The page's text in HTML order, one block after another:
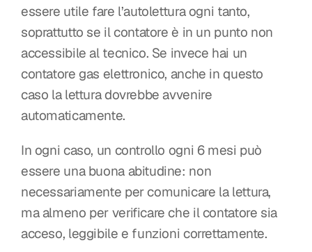
essere utile fare l’autolettura ogni tanto,
soprattutto se il contatore è in un punto non
accessibile al tecnico. Se invece hai un
contatore gas elettronico, anche in questo
caso la lettura dovrebbe avvenire
automaticamente.
In ogni caso, un controllo ogni 6 mesi può
essere una buona abitudine: non
necessariamente per comunicare la lettura,
ma almeno per verificare che il contatore sia
acceso, leggibile e funzioni correttamente.